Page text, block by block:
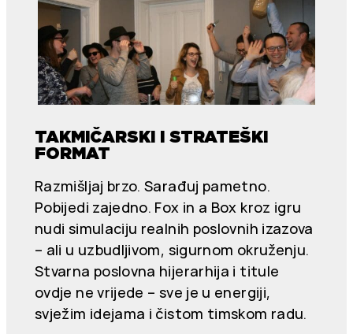
TAKMIČARSKI I STRATEŠKI
FORMAT
Razmišljaj brzo. Sarađuj pametno.
Pobijedi zajedno. Fox in a Box kroz igru
nudi simulaciju realnih poslovnih izazova
– ali u uzbudljivom, sigurnom okruženju.
Stvarna poslovna hijerarhija i titule
ovdje ne vrijede – sve je u energiji,
svježim idejama i čistom timskom radu.